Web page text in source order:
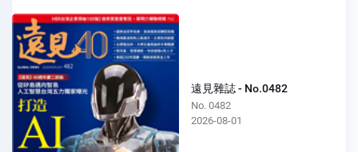
遠見雜誌 - No.0482
No. 0482
2026-08-01